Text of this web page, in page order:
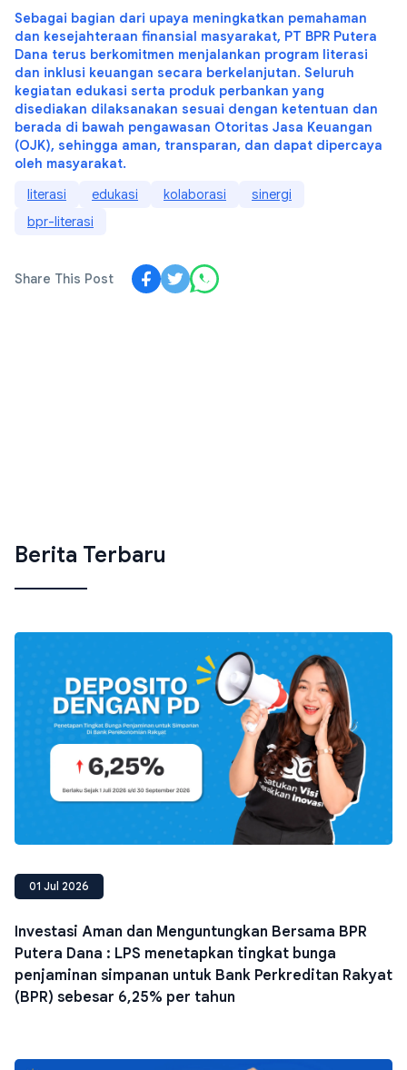
Sebagai bagian dari upaya meningkatkan pemahaman
dan kesejahteraan finansial masyarakat, PT BPR Putera
Dana terus berkomitmen menjalankan program literasi
dan inklusi keuangan secara berkelanjutan. Seluruh
kegiatan edukasi serta produk perbankan yang
disediakan dilaksanakan sesuai dengan ketentuan dan
berada di bawah pengawasan Otoritas Jasa Keuangan
(OJK), sehingga aman, transparan, dan dapat dipercaya
oleh masyarakat.
literasi
edukasi kolaborasi
sinergi
bpr-literasi
Share This Post
Berita Terbaru
01 Jul 2026
Investasi Aman dan Menguntungkan Bersama BPR
Putera Dana : LPS menetapkan tingkat bunga
penjaminan simpanan untuk Bank Perkreditan Rakyat
(BPR) sebesar 6,25% per tahun